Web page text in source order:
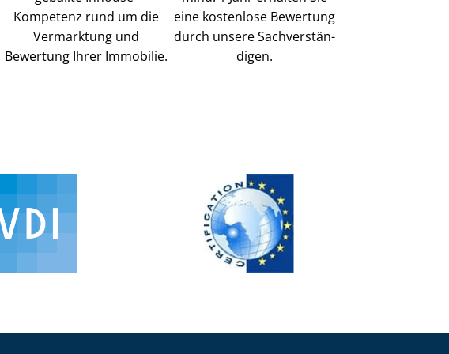
Kompetenz rund um die
Vermarktung und
Bewertung Ihrer Immobilie.
eine kostenlose Bewertung
durch unsere Sach­ver­stän­
di­gen.